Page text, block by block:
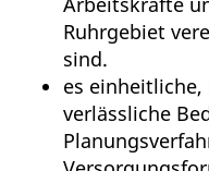
Ruhrgebiet
sind.
es
verlässliche